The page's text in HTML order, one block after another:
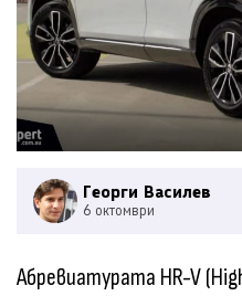
Георги Василев
6 октомври
Абревиатурата HR-V